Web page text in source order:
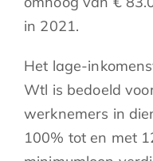
in 2021.
Het lage-
Wtl is bedoeld
werknemers in
100% tot en met